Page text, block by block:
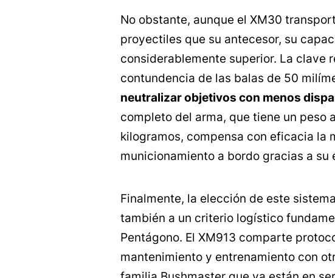
No obstante, aunque el XM30
proyectiles que su antecesor, su
considerablemente superior. La clave
contundencia de las balas de 50
neutralizar objetivos con menos
completo del arma, que tiene un peso
kilogramos, compensa con eficacia la
municionamiento a bordo gracias a su
Finalmente, la elección de este
también a un criterio logístico
Pentágono. El XM913 comparte
mantenimiento y entrenamiento con